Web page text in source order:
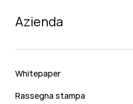
Azienda
Whitepaper
Rassegna stampa